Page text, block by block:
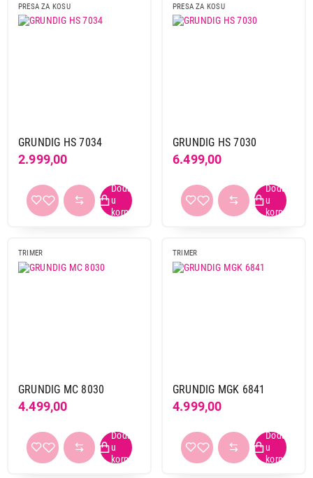
PRESA ZA KOSU
GRUNDIG HS 7034
2.999,00
PRESA ZA KOSU
GRUNDIG HS 7030
6.499,00
TRIMER
GRUNDIG MC 8030
4.499,00
TRIMER
GRUNDIG MGK 6841
4.999,00